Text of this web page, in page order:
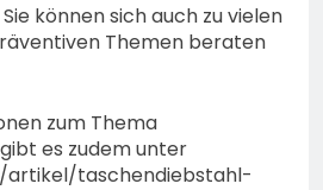
können sich auch zu vielen
Themen beraten
zum Thema
es zudem unter
taschendiebstahl-